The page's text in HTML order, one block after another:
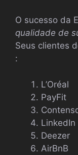
O sucesso da
qualidade de
Seus clientes
:
L’Oréal
PayFit
LinkedIn
Deezer
AirBnB